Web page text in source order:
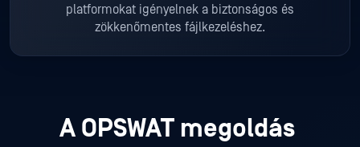
platformokat igényelnek a biztonságos és
zökkenőmentes fájlkezeléshez.
A OPSWAT megoldás